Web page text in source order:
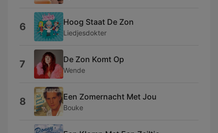
6 Hoog Staat De Zon
Liedjesdokter
7 De Zon Komt Op
Wende
8 Een Zomernacht Met Jou
Bouke